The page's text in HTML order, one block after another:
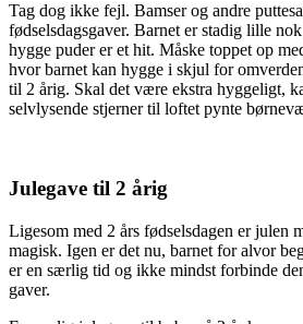
Tag dog ikke fejl. Bamser og andre
fødselsdagsgaver. Barnet er stadig lille
hygge puder er et hit. Måske toppet op
hvor barnet kan hygge i skjul for
til 2 årig. Skal det være ekstra hyggeligt,
selvlysende stjerner til loftet pynte
Julegave til 2 årig
Ligesom med 2 års fødselsdagen er julen
magisk. Igen er det nu, barnet for alvor
er en særlig tid og ikke mindst forbinde
gaver.